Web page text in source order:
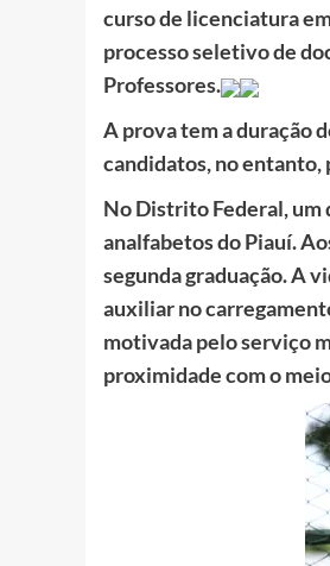
curso de licenciatura
processo seletivo de
Professores.
A prova tem a duração
candidatos, no entanto,
No Distrito Federal, um
analfabetos do Piauí.
segunda graduação. A
auxiliar no
motivada pelo serviço
proximidade com o